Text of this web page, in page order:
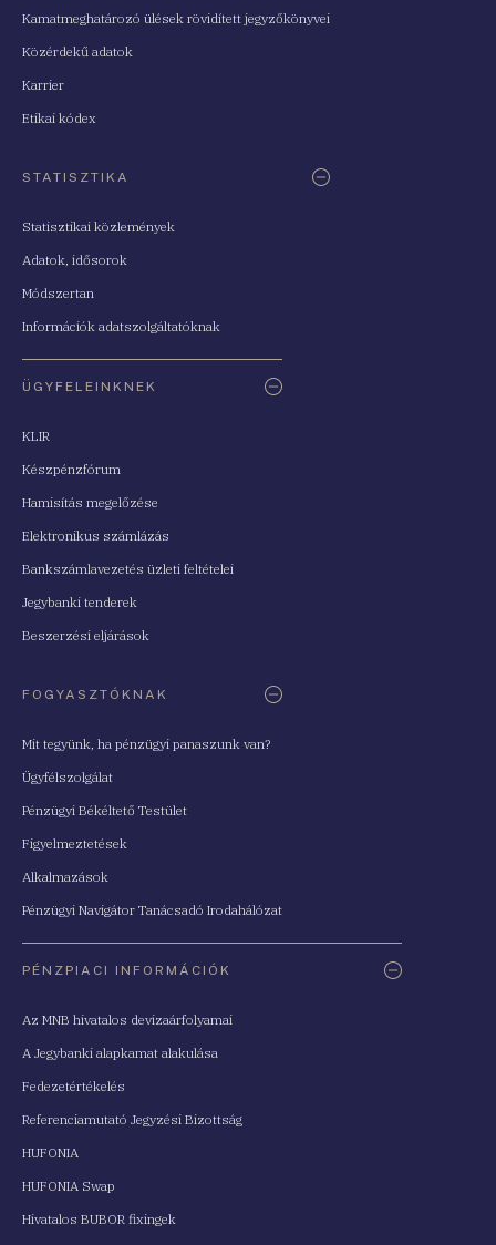
Kamatmeghatározó ülések rövidített jegyzőkönyvei
Közérdekű adatok
Karrier
Etikai kódex
STATISZTIKA
Statisztikai közlemények
Adatok, idősorok
Módszertan
Információk adatszolgáltatóknak
ÜGYFELEINKNEK
KLIR
Készpénzfórum
Hamisítás megelőzése
Elektronikus számlázás
Bankszámlavezetés üzleti feltételei
Jegybanki tenderek
Beszerzési eljárások
FOGYASZTÓKNAK
Mit tegyünk, ha pénzügyi panaszunk van?
Ügyfélszolgálat
Pénzügyi Békéltető Testület
Figyelmeztetések
Alkalmazások
Pénzügyi Navigátor Tanácsadó Irodahálózat
PÉNZPIACI INFORMÁCIÓK
Az MNB hivatalos devizaárfolyamai
A Jegybanki alapkamat alakulása
Fedezetértékelés
Referenciamutató Jegyzési Bizottság
HUFONIA
HUFONIA Swap
Hivatalos BUBOR fixingek